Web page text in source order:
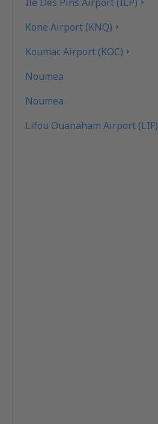
Kone Airport (KNQ)
Koumac Airport (KOC)
Noumea
Noumea
Lifou Ouanaham Airport (LIF)